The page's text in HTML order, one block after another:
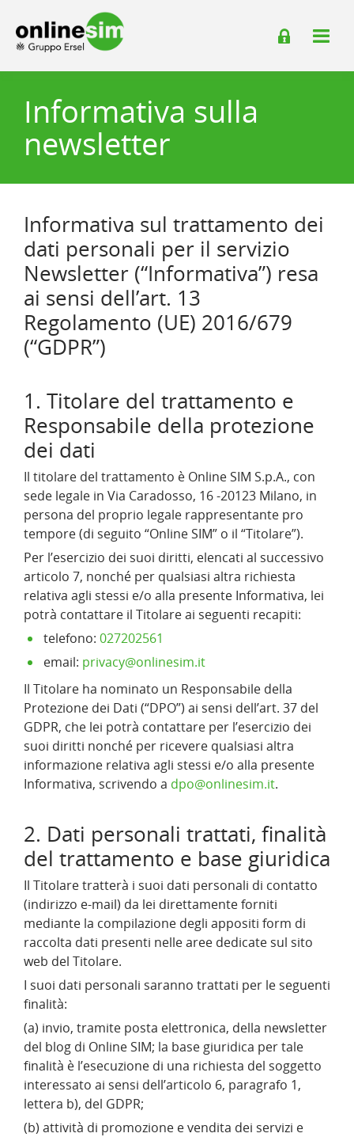
Informativa sulla
newsletter
Informativa sul trattamento dei
dati personali per il servizio
Newsletter (“Informativa”) resa
ai sensi dell’art. 13
Regolamento (UE) 2016/679
(“GDPR”)
1. Titolare del trattamento e
Responsabile della protezione
dei dati
Il titolare del trattamento è Online SIM S.p.A., con
sede legale in Via Caradosso, 16 -20123 Milano, in
persona del proprio legale rappresentante pro
tempore (di seguito “Online SIM” o il “Titolare”).
Per l’esercizio dei suoi diritti, elencati al successivo
articolo 7, nonché per qualsiasi altra richiesta
relativa agli stessi e/o alla presente Informativa, lei
potrà contattare il Titolare ai seguenti recapiti:
telefono: 027202561
email: privacy@onlinesim.it
Il Titolare ha nominato un Responsabile della
Protezione dei Dati (“DPO”) ai sensi dell’art. 37 del
GDPR, che lei potrà contattare per l’esercizio dei
suoi diritti nonché per ricevere qualsiasi altra
informazione relativa agli stessi e/o alla presente
Informativa, scrivendo a dpo@onlinesim.it.
2. Dati personali trattati, finalità
del trattamento e base giuridica
Il Titolare tratterà i suoi dati personali di contatto
(indirizzo e-mail) da lei direttamente forniti
mediante la compilazione degli appositi form di
raccolta dati presenti nelle aree dedicate sul sito
web del Titolare.
I suoi dati personali saranno trattati per le seguenti
finalità:
(a) invio, tramite posta elettronica, della newsletter
del blog di Online SIM; la base giuridica per tale
finalità è l’esecuzione di una richiesta del soggetto
interessato ai sensi dell’articolo 6, paragrafo 1,
lettera b), del GDPR;
(b) attività di promozione e vendita dei servizi e